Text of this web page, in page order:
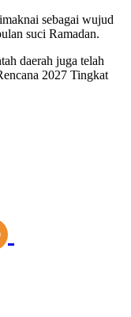
sebagai wujud
suci Ramadan.
daerah juga telah
2027 Tingkat